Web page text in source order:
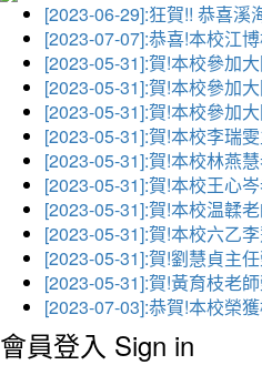
[2023-06-29]:狂賀!! 恭喜
[2023-07-07]:恭喜!本校江
[2023-05-31]:賀!本校參加
[2023-05-31]:賀!本校參加
[2023-05-31]:賀!本校參加
[2023-05-31]:賀!本校李瑞
[2023-05-31]:賀!本校林燕
[2023-05-31]:賀!本校王心
[2023-05-31]:賀!本校温韖
[2023-05-31]:賀!本校六乙
[2023-05-31]:賀!劉慧貞主
[2023-05-31]:賀!黃育枝老
[2023-07-03]:恭賀!本校榮
會員登入 Sign in